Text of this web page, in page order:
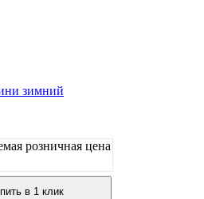
зимний
розничная цена
в 1 клик